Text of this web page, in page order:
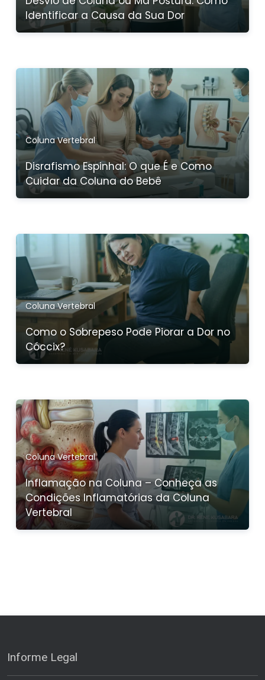
Identificar a Causa da Sua Dor
Coluna Vertebral
Disrafismo Espinhal: O que É e Como
Cuidar da Coluna do Bebê
Coluna Vertebral
Como o Sobrepeso Pode Piorar a Dor no
Cóccix?
Coluna Vertebral
Inflamação na Coluna – Conheça as
Condições Inflamatórias da Coluna
Vertebral
Informe Legal